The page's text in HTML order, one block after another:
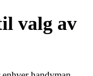
valg av